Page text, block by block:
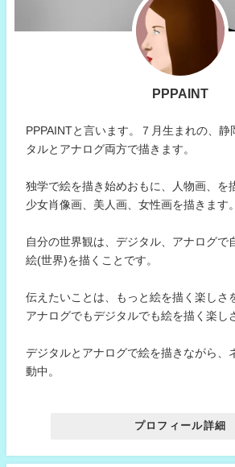
PPPAINT
PPPAINTと言います。７月生まれの、静
タルとアナログ両方で描きます。
独学で絵を描き始めおもに、人物画、を
少女肖像画、美人画、女性画を描きます。
自分の世界観は、デジタル、アナログで
絵(世界)を描くことです。
伝えたいことは、もっと絵を描く楽しさ
アナログでもデジタルでも絵を描く楽し
デジタルとアナログで絵を描きながら、
動中。
プロフィール詳細